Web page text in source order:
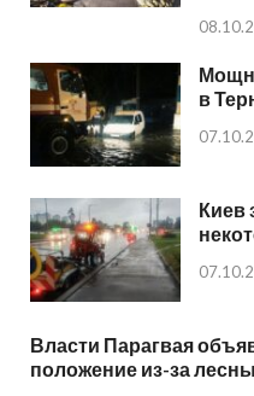
в
Киев
Власти Парагвая
положение из-за